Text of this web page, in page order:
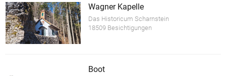
Wagner Kapelle
Das Historicum Scharnstein
18509 Besichtigungen
Boot